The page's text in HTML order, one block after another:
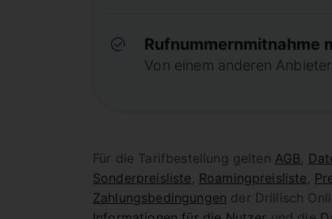
Rufnummernmitnahme
Von einem anderen
Für die Tarifbestellung gelten AGB,
Sonderpreisliste , Roamingpreisliste ,
Zahlungsbedingungen der Drillisch